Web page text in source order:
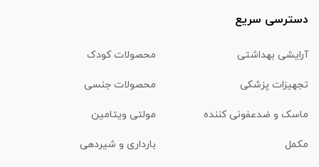
دسترسی سریع
آرایشی بهداشتی محصولات کودک
تجهیزات پزشکی محصولات جنسی
ماسک و ضدعفونی کننده مولتی ویتامین
مکمل بارداری و شیردهی